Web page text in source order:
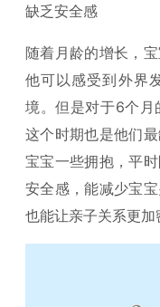
缺乏安全感
随着月龄的增长，
他可以感受到外界
境。但是对于6个月
这个时期也是他们
宝宝一些拥抱，平
安全感，能减少宝
也能让亲子关系更加